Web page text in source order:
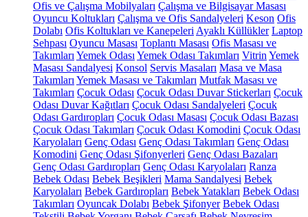
Ofis ve Çalışma Mobilyaları Çalışma ve Bilgisayar Masası
Oyuncu Koltukları Çalışma ve Ofis Sandalyeleri Keson Ofis
Dolabı Ofis Koltukları ve Kanepeleri Ayaklı Küllükler Laptop
Sehpası Oyuncu Masası Toplantı Masası Ofis Masası ve
Takımları Yemek Odası Yemek Odası Takımları Vitrin Yemek
Masası Sandalyesi Konsol Servis Masaları Masa ve Masa
Takımları Yemek Masası ve Takımları Mutfak Masası ve
Takımları Çocuk Odası Çocuk Odası Duvar Stickerları Çocuk
Odası Duvar Kağıtları Çocuk Odası Sandalyeleri Çocuk
Odası Gardıropları Çocuk Odası Masası Çocuk Odası Bazası
Çocuk Odası Takımları Çocuk Odası Komodini Çocuk Odası
Karyolaları Genç Odası Genç Odası Takımları Genç Odası
Komodini Genç Odası Şifonyerleri Genç Odası Bazaları
Genç Odası Gardıropları Genç Odası Karyolaları Ranza
Bebek Odası Bebek Beşikleri Mama Sandalyesi Bebek
Karyolaları Bebek Gardıropları Bebek Yatakları Bebek Odası
Takımları Oyuncak Dolabı Bebek Şifonyer Bebek Odası